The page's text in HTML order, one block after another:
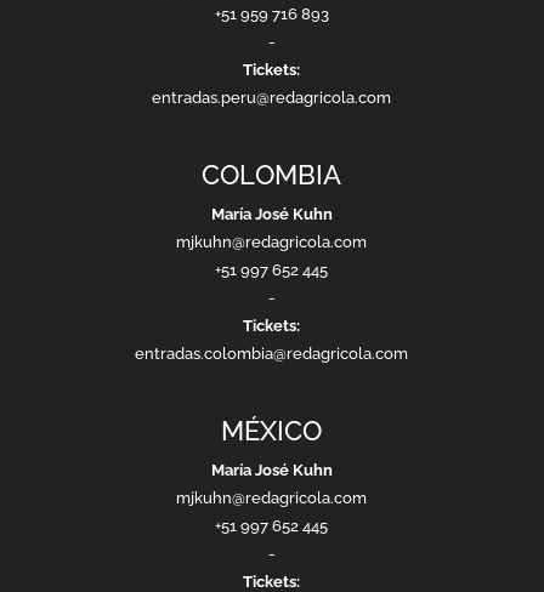
+51 959 716 893
-
Tickets:
entradas.peru@redagricola.com
COLOMBIA
María José Kuhn
mjkuhn@redagricola.com
+51 997 652 445
-
Tickets:
entradas.colombia@redagricola.com
MÉXICO
María José Kuhn
mjkuhn@redagricola.com
+51 997 652 445
-
Tickets: